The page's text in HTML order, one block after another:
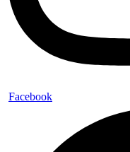
Facebook